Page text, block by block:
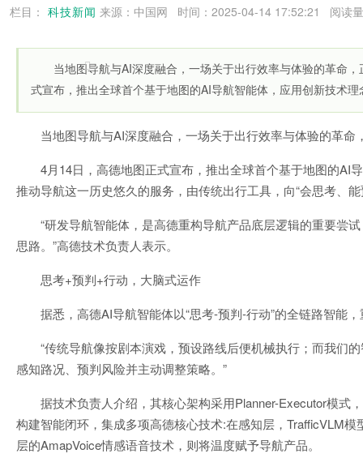
栏目： 科技新闻 来源：中国网 时间：2025-04-14 17:52:21 阅读
当地图导航与AI深度融合，一场关于出行效率与体验的革命
式宣布，推出全球首个基于地图的AI导航智能体，应用创新技术理
当地图导航与AI深度融合，一场关于出行效率与体验的革命
4月14日，高德地图正式宣布，推出全球首个基于地图的AI
推动导航这一历史悠久的服务，由传统出行工具，向“会思考、
“研发导航智能体，是高德重构导航产品底层逻辑的重要尝
思路。”高德技术负责人表示。
思考+预判+行动，大脑式运作
据悉，高德AI导航智能体以“思考-预判-行动”的全链路智能
“传统导航像按剧本演戏，预设路线后便机械执行；而我们
感知路况、预判风险并主动调整策略。”
据技术负责人介绍，其核心架构采用Planner-Executor模式
构建智能闭环，集成多项高德核心技术:在感知层，TrafficVLM
层的AmapVoice情感语音技术，则将温度赋予导航产品。